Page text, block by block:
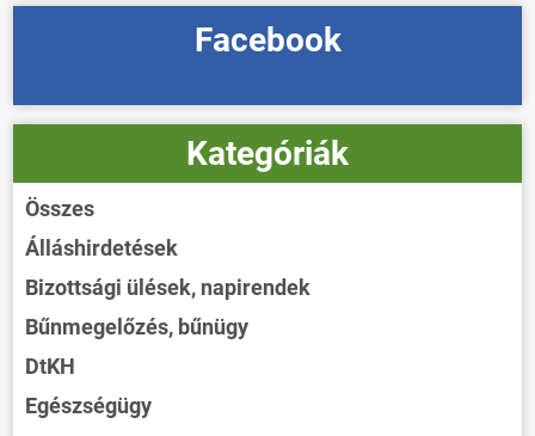
Facebook
Kategóriák
Összes
Álláshirdetések
Bizottsági ülések, napirendek
Bűnmegelőzés, bűnügy
DtKH
Egészségügy